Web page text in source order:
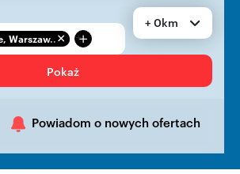
Warszaw... +
+ 0km
Pokaż
Powiadom o nowych ofertach